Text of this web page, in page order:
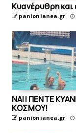
Kυανέρυθρη
panionianea.gr
ΝΑΙ! ΠΕΝΤΕ
ΚOΣΜΟΥ!
panionianea.gr